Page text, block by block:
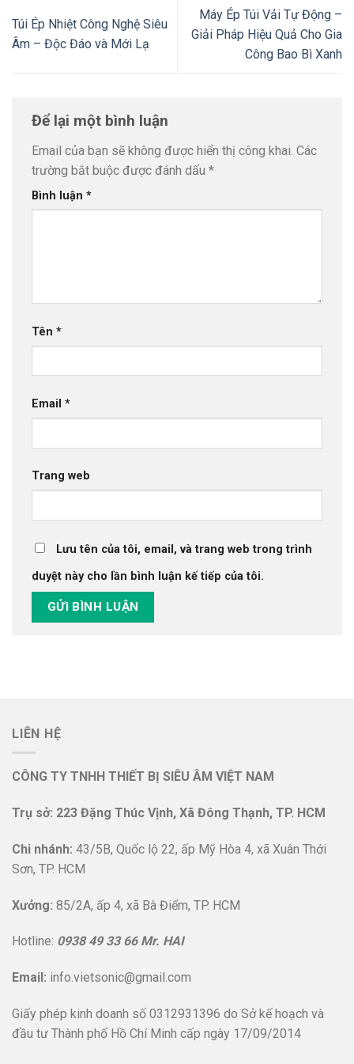
Túi Ép Nhiệt Công Nghệ Siêu
Âm – Độc Đáo và Mới Lạ
Máy Ép Túi Vải Tự Động –
Giải Pháp Hiệu Quả Cho Gia
Công Bao Bì Xanh
Để lại một bình luận
Email của bạn sẽ không được hiển thị công khai. Các
trường bắt buộc được đánh dấu *
Bình luận *
Tên *
Email *
Trang web
Lưu tên của tôi, email, và trang web trong trình
duyệt này cho lần bình luận kế tiếp của tôi.
LIÊN HỆ
CÔNG TY TNHH THIẾT BỊ SIÊU ÂM VIỆT NAM
Trụ sở: 223 Đặng Thúc Vịnh, Xã Đông Thạnh, TP. HCM
Chi nhánh: 43/5B, Quốc lộ 22, ấp Mỹ Hòa 4, xã Xuân Thới
Sơn, TP. HCM
Xưởng: 85/2A, ấp 4, xã Bà Điểm, TP. HCM
Hotline: 0938 49 33 66 Mr. HAI
Email: info.vietsonic@gmail.com
Giấy phép kinh doanh số 0312931396 do Sở kế hoạch và
đầu tư Thành phố Hồ Chí Minh cấp ngày 17/09/2014